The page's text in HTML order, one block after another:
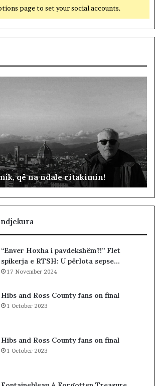
page to set your social accounts.
që na ndale ritakimin!
p
a
“Enver Hoxha i pavdekshëm?!” Flet
spikerja e RTSH: U përlota sepse…
17 November 2024
Hibs and Ross County fans on final
1 October 2023
Hibs and Ross County fans on final
1 October 2023